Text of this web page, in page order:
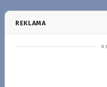
REKLAMA